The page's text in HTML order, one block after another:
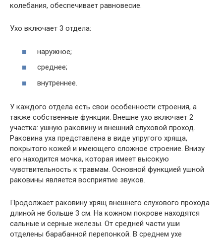
колебания, обеспечивает равновесие.
Ухо включает 3 отдела:
наружное;
среднее;
внутреннее.
У каждого отдела есть свои особенности строения, а
также собственные функции. Внешне ухо включает 2
участка: ушную раковину и внешний слуховой проход.
Раковина уха представлена в виде упругого хряща,
покрытого кожей и имеющего сложное строение. Внизу
его находится мочка, которая имеет высокую
чувствительность к травмам. Основной функцией ушной
раковины является восприятие звуков.
Продолжает раковину хрящ внешнего слухового прохода
длиной не больше 3 см. На кожном покрове находятся
сальные и серные железы. От средней части уши
отделены барабанной перепонкой. В среднем ухе